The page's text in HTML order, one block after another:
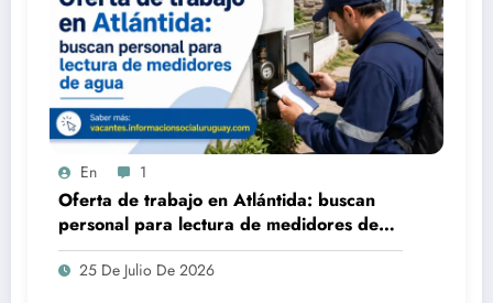
En 1
Oferta de trabajo en Atlántida: buscan
personal para lectura de medidores de
agua
25 De Julio De 2026